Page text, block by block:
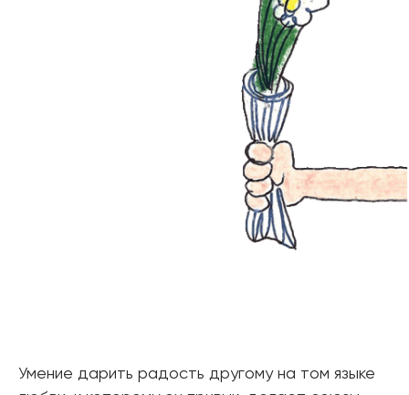
Умение дарить радость другому на том языке